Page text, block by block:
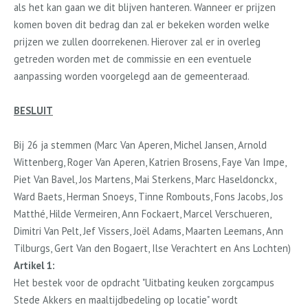
als het kan gaan we dit blijven hanteren. Wanneer er prijzen
komen boven dit bedrag dan zal er bekeken worden welke
prijzen we zullen doorrekenen. Hierover zal er in overleg
getreden worden met de commissie en een eventuele
aanpassing worden voorgelegd aan de gemeenteraad.
BESLUIT
Bij 26 ja stemmen (Marc Van Aperen, Michel Jansen, Arnold
Wittenberg, Roger Van Aperen, Katrien Brosens, Faye Van Impe,
Piet Van Bavel, Jos Martens, Mai Sterkens, Marc Haseldonckx,
Ward Baets, Herman Snoeys, Tinne Rombouts, Fons Jacobs, Jos
Matthé, Hilde Vermeiren, Ann Fockaert, Marcel Verschueren,
Dimitri Van Pelt, Jef Vissers, Joël Adams, Maarten Leemans, Ann
Tilburgs, Gert Van den Bogaert, Ilse Verachtert en Ans Lochten)
Artikel 1:
Het bestek voor de opdracht "Uitbating keuken zorgcampus
Stede Akkers en maaltijdbedeling op locatie" wordt